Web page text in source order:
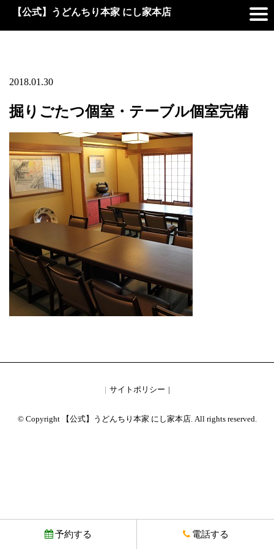
【公式】うどんちり本家 にし家本店
2018.01.30
掘りごたつ個室・テーブル個室完備
サイトポリシー
© Copyright 【公式】うどんちり本家 にし家本店. All rights reserved.
予約する 電話する